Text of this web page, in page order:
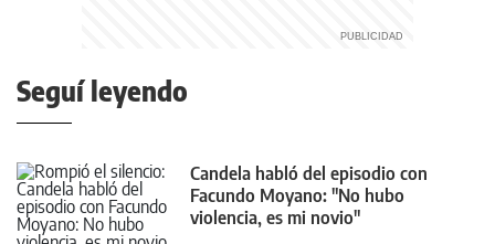
Seguí leyendo
Candela habló del episodio con
Facundo Moyano: "No hubo
violencia, es mi novio"